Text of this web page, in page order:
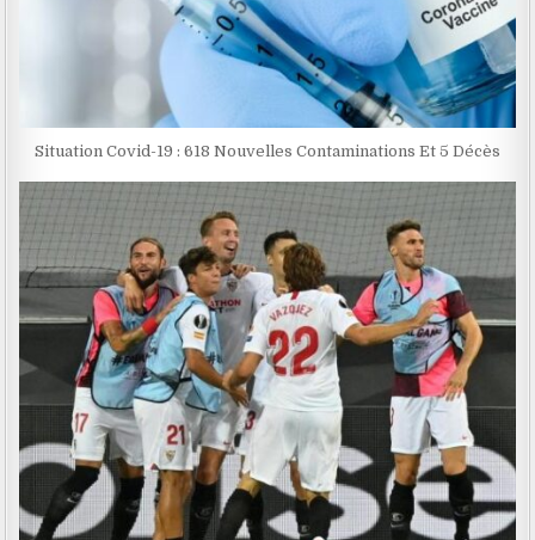
Situation Covid-19 : 618 Nouvelles Contaminations Et 5 Décès